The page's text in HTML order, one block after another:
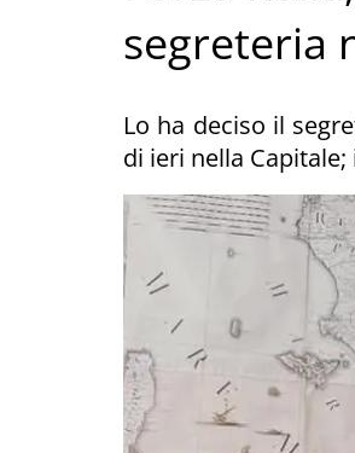
segreteria
Lo ha deciso il
di ieri nella